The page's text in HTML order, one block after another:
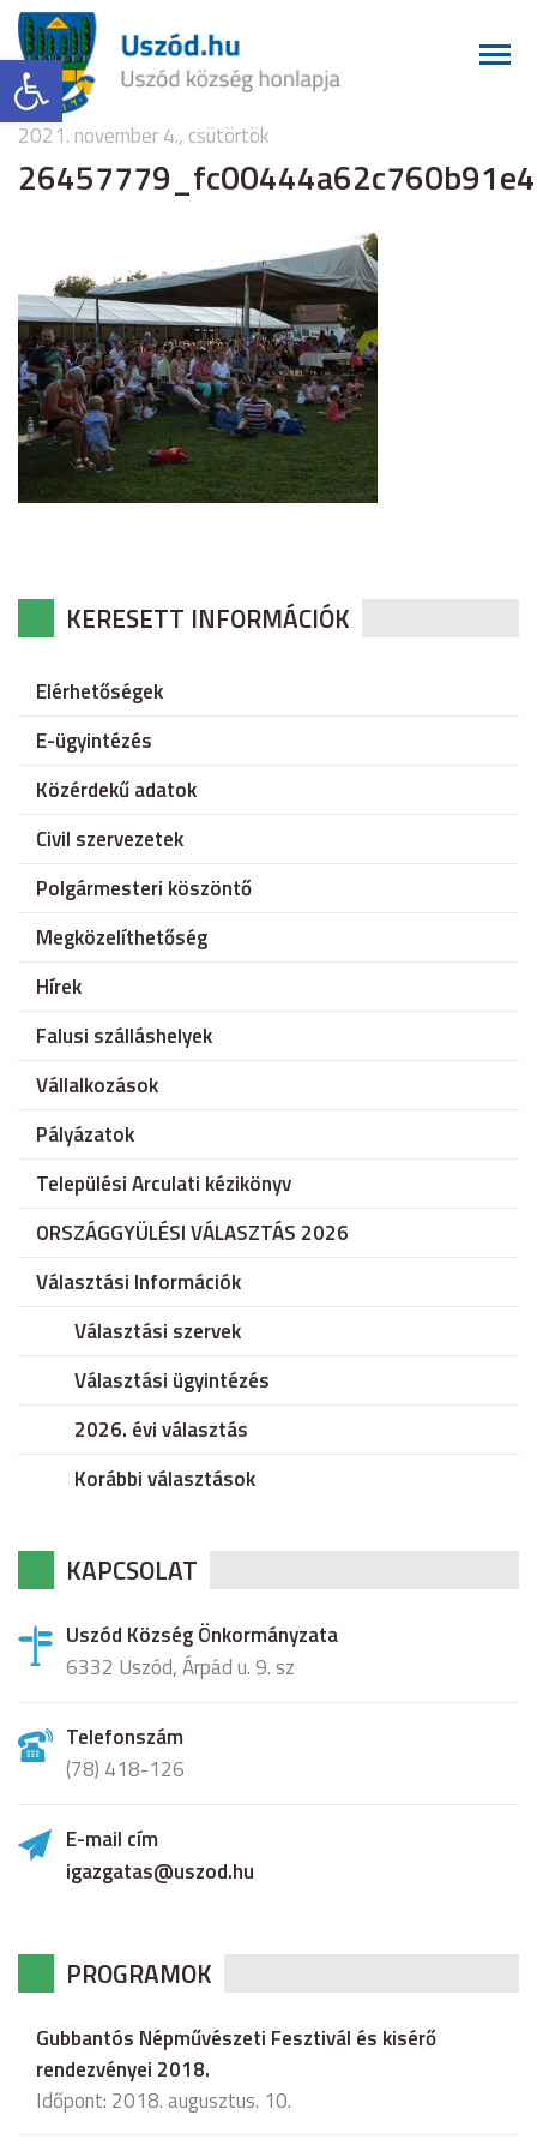
Eszköztár megnyitása
2021. november 4., csütörtök
KERESETT INFORMÁCIÓK
Elérhetőségek
E-ügyintézés
Közérdekű adatok
Civil szervezetek
Polgármesteri köszöntő
Megközelíthetőség
Hírek
Falusi szálláshelyek
Vállalkozások
Pályázatok
Települési Arculati kézikönyv
ORSZÁGGYÜLÉSI VÁLASZTÁS 2026
Választási Információk
Választási szervek
Választási ügyintézés
2026. évi választás
Korábbi választások
KAPCSOLAT
Uszód Község Önkormányzata
6332 Uszód, Árpád u. 9. sz
Telefonszám
(78) 418-126
E-mail cím
igazgatas@uszod.hu
PROGRAMOK
Gubbantós Népművészeti Fesztivál és kisérő
rendezvényei 2018.
Időpont: 2018. augusztus. 10.